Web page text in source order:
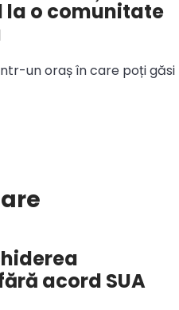
la o comunitate
un oraș în care poți găsi
acord SUA